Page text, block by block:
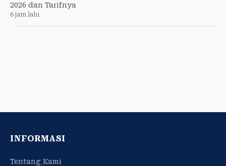
2026 dan Tarifnya
6 jam lalu
INFORMASI
Tentang Kami